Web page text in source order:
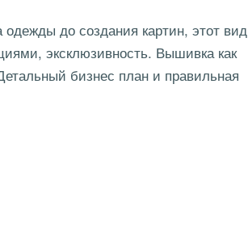
до создания картин, этот вид
эксклюзивность. Вышивка как
бизнес план и правильная